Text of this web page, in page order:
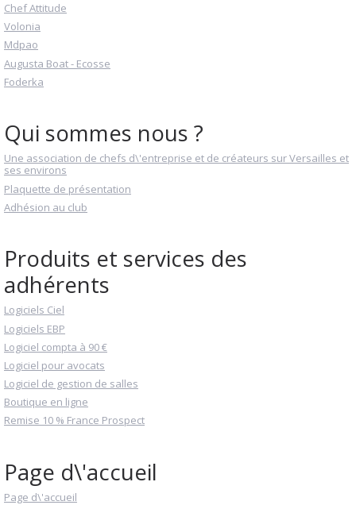
Chef Attitude
Volonia
Mdpao
Augusta Boat - Ecosse
Foderka
Qui sommes nous ?
Une association de chefs d\'entreprise et de créateurs sur Versailles et
ses environs
Plaquette de présentation
Adhésion au club
Produits et services des
adhérents
Logiciels Ciel
Logiciels EBP
Logiciel compta à 90 €
Logiciel pour avocats
Logiciel de gestion de salles
Boutique en ligne
Remise 10 % France Prospect
Page d\'accueil
Page d\'accueil